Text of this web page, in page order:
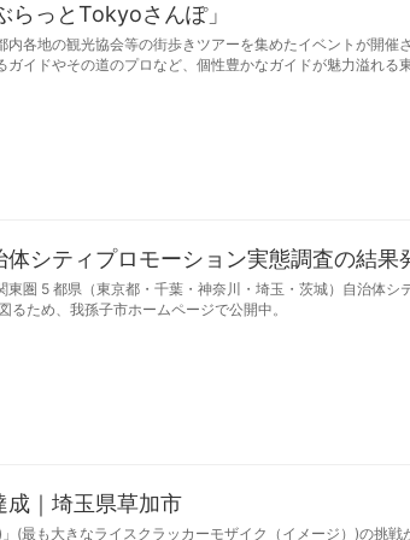
っとTokyoさんぽ」
各地の観光協会等の街歩きツアーを集めたイベントが開催さ
イドやその道のプロなど、個性豊かなガイドが魅力溢れる
シティプロモーション実態調査の結果
圏 5 都県（東京都・千葉・神奈川・埼玉・茨城）自治体シ
ため、我孫子市ホームページで公開中。
成｜埼玉県草加市
最も大きなライスクラッカーモザイク（イメージ）)の挑戦